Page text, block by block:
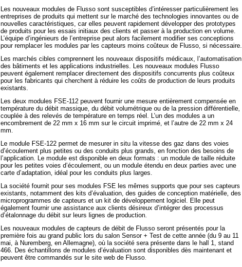
Les nouveaux modules de Flusso sont susceptibles d’intéresser particulièrement les
entreprises de produits qui mettent sur le marché des technologies innovantes ou de
nouvelles caractéristiques, car elles peuvent rapidement développer des prototypes
de produits pour les essais initiaux des clients et passer à la production en volume.
L’équipe d’ingénieurs de l’entreprise peut alors facilement modifier ses conceptions
pour remplacer les modules par les capteurs moins coûteux de Flusso, si nécessaire.
Les marchés cibles comprennent les nouveaux dispositifs médicaux, l’automatisation
des bâtiments et les applications industrielles. Les nouveaux modules Flusso
peuvent également remplacer directement des dispositifs concurrents plus coûteux
pour les fabricants qui cherchent à réduire les coûts de production de leurs produits
existants.
Les deux modules FSE-112 peuvent fournir une mesure entièrement compensée en
température du débit massique, du débit volumétrique ou de la pression différentielle,
couplée à des relevés de température en temps réel. L’un des modules a un
encombrement de 22 mm x 16 mm sur le circuit imprimé, et l’autre de 22 mm x 24
mm.
Le module FSE-122 permet de mesurer in situ la vitesse des gaz dans des voies
d’écoulement plus petites ou des conduits plus grands, en fonction des besoins de
l’application. Le module est disponible en deux formats : un module de taille réduite
pour les petites voies d’écoulement, ou un module étendu en deux parties avec une
carte d’adaptation, idéal pour les conduits plus larges.
La société fournit pour ses modules FSE les mêmes supports que pour ses capteurs
existants, notamment des kits d’évaluation, des guides de conception matérielle, des
microprogrammes de capteurs et un kit de développement logiciel. Elle peut
également fournir une assistance aux clients désireux d’intégrer des processus
d’étalonnage du débit sur leurs lignes de production.
Les nouveaux modules de capteurs de débit de Flusso seront présentés pour la
première fois au grand public lors du salon Sensor + Test de cette année (du 9 au 11
mai, à Nuremberg, en Allemagne), où la société sera présente dans le hall 1, stand
466. Des échantillons de modules d’évaluation sont disponibles dès maintenant et
peuvent être commandés sur le site web de Flusso.